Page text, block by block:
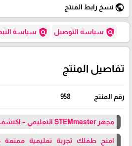
public نسخ رابط المنتج
policy سياسة التوصيل policy سياسة
تفاصيل المنتج
رقم المنتج 958
مجهر STEMmaster التعليمي – اكتشف عالم الميكرو!